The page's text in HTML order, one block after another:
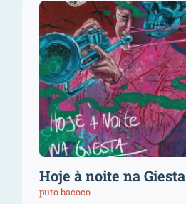
Hoje à noite na Giesta
puto bacoco